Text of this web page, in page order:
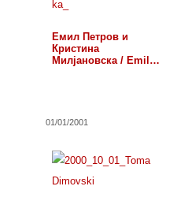
Емил Петров и
Кристина
Милјановска / Emil
01/01/2001